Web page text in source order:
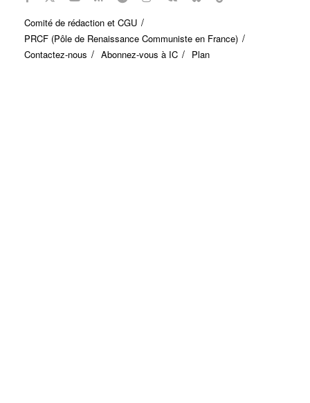
Comité de rédaction et CGU
PRCF (Pôle de Renaissance Communiste en France)
Contactez-nous
Abonnez-vous à IC Plan